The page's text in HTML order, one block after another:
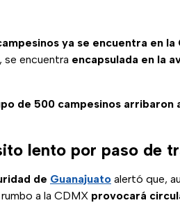
ya se encuentra en la
se encuentra encapsulada en la
de 500 campesinos
lento por paso de
de Guanajuato alertó que,
a la CDMX provocará